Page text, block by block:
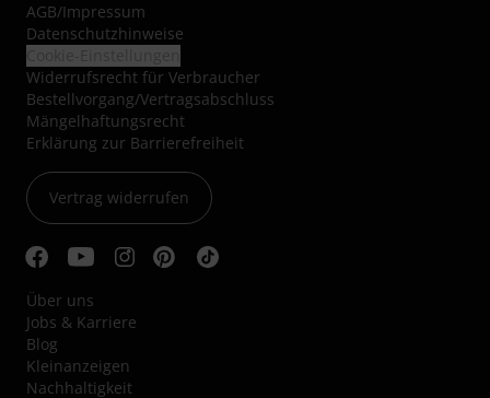
AGB/Impressum
Datenschutzhinweise
Widerrufsrecht für Verbraucher
Bestellvorgang/Vertragsabschluss
Mängelhaftungsrecht
Erklärung zur Barrierefreiheit
Vertrag widerrufen
Über uns
Jobs & Karriere
Blog
Kleinanzeigen
Nachhaltigkeit